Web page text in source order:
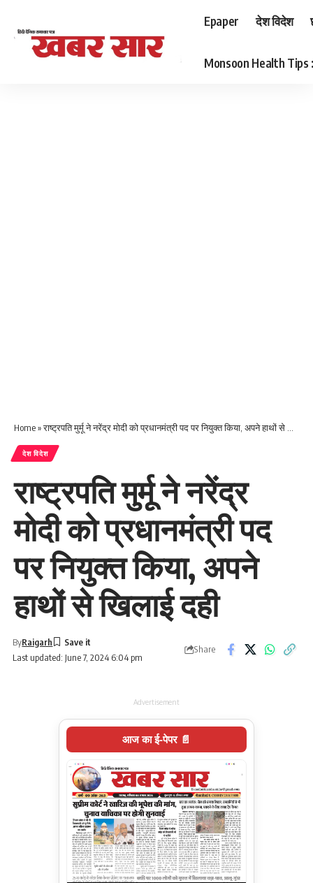
Epaper देश विदेश
Monsoon Health Tips :
Home»राष्ट्रपति मुर्मू ने नरेंद्र मोदी को प्रधानमंत्री पद पर नियुक्त किया, अपने हाथों से खिलाई दही
देश विदेश
राष्ट्रपति मुर्मू ने नरेंद्र
मोदी को प्रधानमंत्री पद
पर नियुक्त किया, अपने
हाथों से खिलाई दही
Last updated: June 7, 2024 6:04 pm
ByRaigarh
Share
Advertisement
आज का ई-पेपर 📄